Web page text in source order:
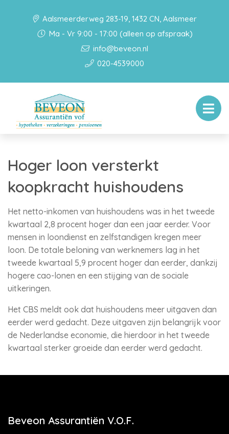
Aalsmeerderweg 283-19, 1432 CN, Aalsmeer
Ma - Vr 9:00 - 17:00 (alleen op afspraak)
info@beveon.nl
020-4539000
Hoger loon versterkt
koopkracht huishoudens
Het netto-inkomen van huishoudens was in het tweede
kwartaal 2,8 procent hoger dan een jaar eerder. Voor
mensen in loondienst en zelfstandigen kregen meer
loon. De totale beloning van werknemers lag in het
tweede kwartaal 5,9 procent hoger dan eerder, dankzij
hogere cao-lonen en een stijging van de sociale
uitkeringen.
Het CBS meldt ook dat huishoudens meer uitgaven dan
eerder werd gedacht. Deze uitgaven zijn belangrijk voor
de Nederlandse economie, die hierdoor in het tweede
kwartaal sterker groeide dan eerder werd gedacht.
Beveon Assurantiën V.O.F.